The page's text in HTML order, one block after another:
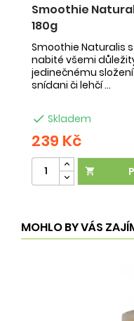
Smoothie
180g
Smoothie Naturalis
nabité všemi
jedinečnému
snídani či lehčí ...
 Skladem
239 Kč

MOHLO BY VÁS